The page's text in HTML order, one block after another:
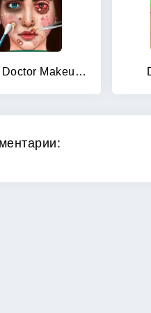
ASMR Doctor Makeup Salon games